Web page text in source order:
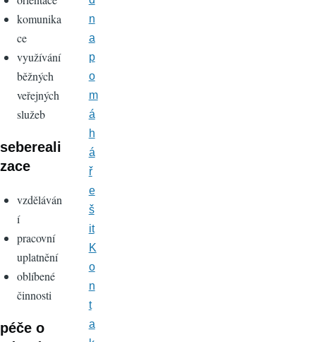
komunika
ce
využívání
běžných
veřejných
služeb
sebereali
zace
vzděláván
í
pracovní
uplatnění
oblíbené
činnosti
péče o
n
a
p
o
m
á
h
á
ř
e
š
it
K
o
n
t
a